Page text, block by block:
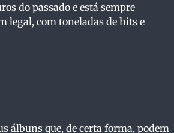
do passado e está sempre
legal, com toneladas de hits e
álbuns que, de certa forma, podem